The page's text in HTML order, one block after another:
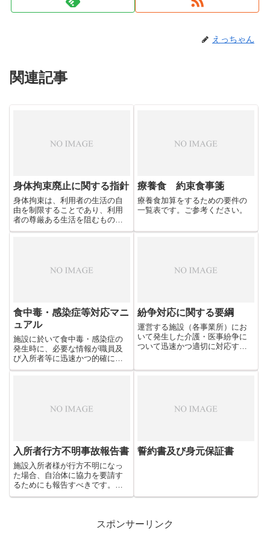
えっちゃん
関連記事
身体拘束廃止に関する指針
身体拘束は、利用者の生活の自
由を制限することであり、利用
者の尊厳ある生活を阻むもので
す。拘束を安易に正当化するこ
拘束をしないケアの実施に努め
療養食 約束食事箋
療養食加算をするための要件の
一覧表です。ご参考ください。
食中毒・感染症等対応マニ
ュアル
施設に於いて食中毒・感染症の
発生時に、必要な情報が職員及
び入所者等に迅速かつ的確に伝
達できる体制を確立すること等
紛争対応に関する要綱
運営する施設（各事業所）にお
いて発生した介護・医事紛争に
ついて迅速かつ適切に対応する
入所者行方不明事故報告書
施設入所者様が行方不明になっ
た場合、自治体に協力を要請す
るためにも報告すべきです。こ
れは施設入所者様の行方不明事
誓約書及び身元保証書
スポンサーリンク